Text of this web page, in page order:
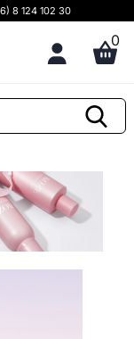
8 124 102 30
0